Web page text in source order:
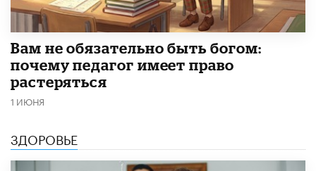
​Вам не обязательно быть богом:
почему педагог имеет право
растеряться
1 ИЮНЯ
ЗДОРОВЬЕ